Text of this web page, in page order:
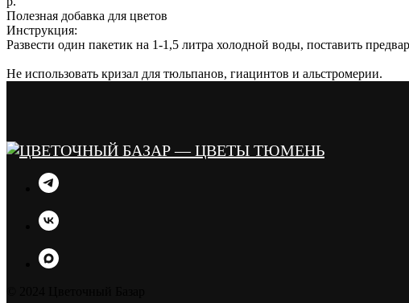
Полезная добавка для цветов
Инструкция:
Развести один пакетик на 1-1,5 литра холодной воды, поставить
Не использовать кризал для тюльпанов, гиацинтов и альстромерии.